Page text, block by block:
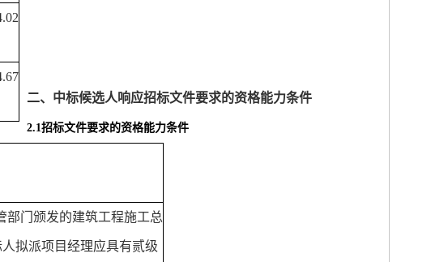
二、中标候选人响应招标文件要求的资格能力条件
2.1招标文件要求的资格能力条件
部门颁发的建筑工程施工总
人拟派项目经理应具有贰级